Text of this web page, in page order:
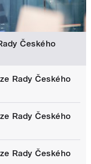
Českého
Rady Českého
Rady Českého
Rady Českého